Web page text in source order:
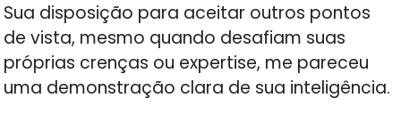
Sua disposição para aceitar outros pontos
de vista, mesmo quando desafiam suas
próprias crenças ou expertise, me pareceu
uma demonstração clara de sua inteligência.